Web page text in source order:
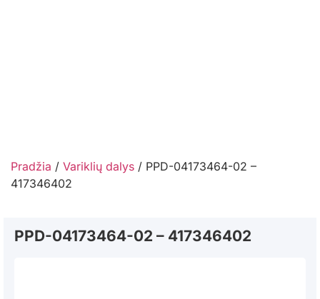
Pradžia / Variklių dalys / PPD-04173464-02 –
417346402
PPD-04173464-02 – 417346402